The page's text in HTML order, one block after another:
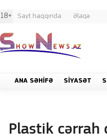
18+ Sayt haqqında Əlaqə
ANA SƏHIFƏ SIYASƏT
Plastik cərrah